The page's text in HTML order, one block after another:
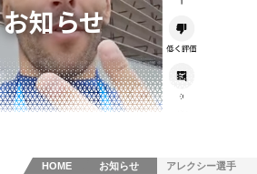
お知らせ
HOME お知らせ
アレクシー選手